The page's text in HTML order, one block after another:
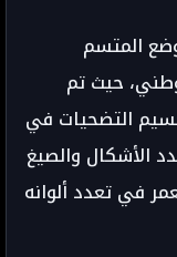
المتسم
حيث تم
التضحيات في
الأشكال والصيغ
في تعدد ألوانه